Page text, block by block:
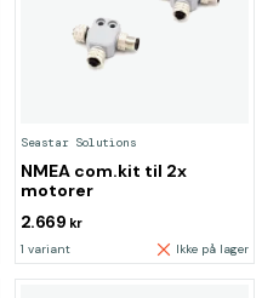
Seastar Solutions
NMEA com.kit til 2x
motorer
2.669 kr
1 variant Ikke på lager